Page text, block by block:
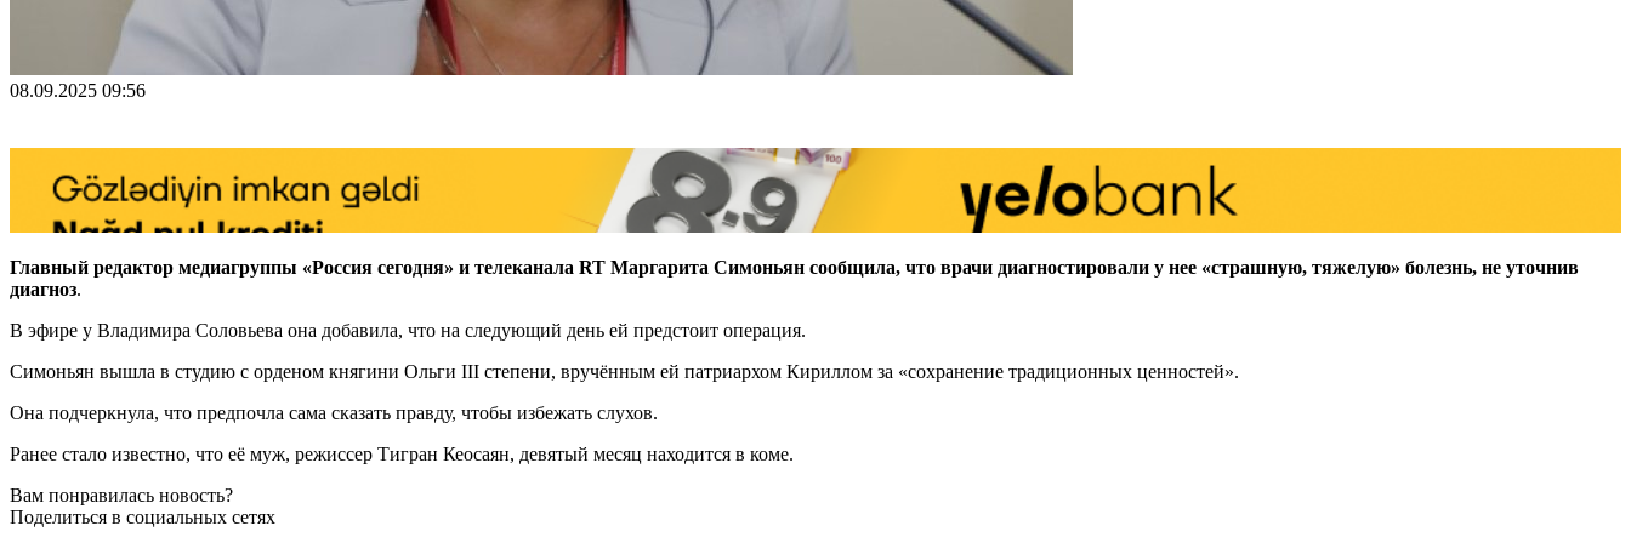
08.09.2025 09:56
Главный редактор медиагруппы «Россия сегодня» и телеканала RT Маргарита Симоньян сообщила, что врачи диагностировали у нее «страшную, тяжелую» болезнь, не уточнив
диагноз.
В эфире у Владимира Соловьева она добавила, что на следующий день ей предстоит операция.
Симоньян вышла в студию с орденом княгини Ольги III степени, вручённым ей патриархом Кириллом за «сохранение традиционных ценностей».
Она подчеркнула, что предпочла сама сказать правду, чтобы избежать слухов.
Ранее стало известно, что её муж, режиссер Тигран Кеосаян, девятый месяц находится в коме.
Вам понравилась новость?
Поделиться в социальных сетях